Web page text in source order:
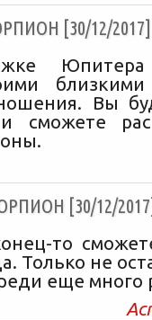
[30/12/2017]
Вы
сможете
[30/12/
то
Только не
еще много